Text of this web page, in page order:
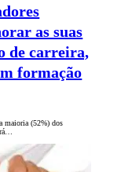
as suas
de carreira,
formação
maioria (52%) dos